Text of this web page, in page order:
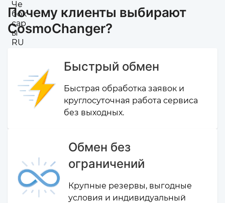
Почему клиенты выбирают
CosmoChanger?
Быстрый обмен
Быстрая обработка заявок и
круглосуточная работа сервиса
без выходных.
Обмен без
ограничений
Крупные резервы, выгодные
условия и индивидуальный